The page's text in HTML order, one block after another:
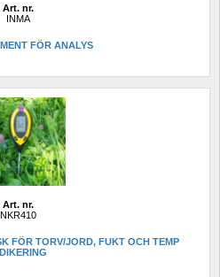
Art. nr.
INMA
FÖR ANALYS
Art. nr.
NKR410
FÖR TORV/JORD, FUKT OCH TEMP